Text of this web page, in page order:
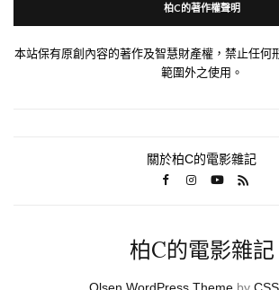
柏C的著作權聲明
本站保有原創內容的著作及智慧財產權，禁止任何
範圍外之使用。
關於柏C的電影雜記
柏C的電影雜記